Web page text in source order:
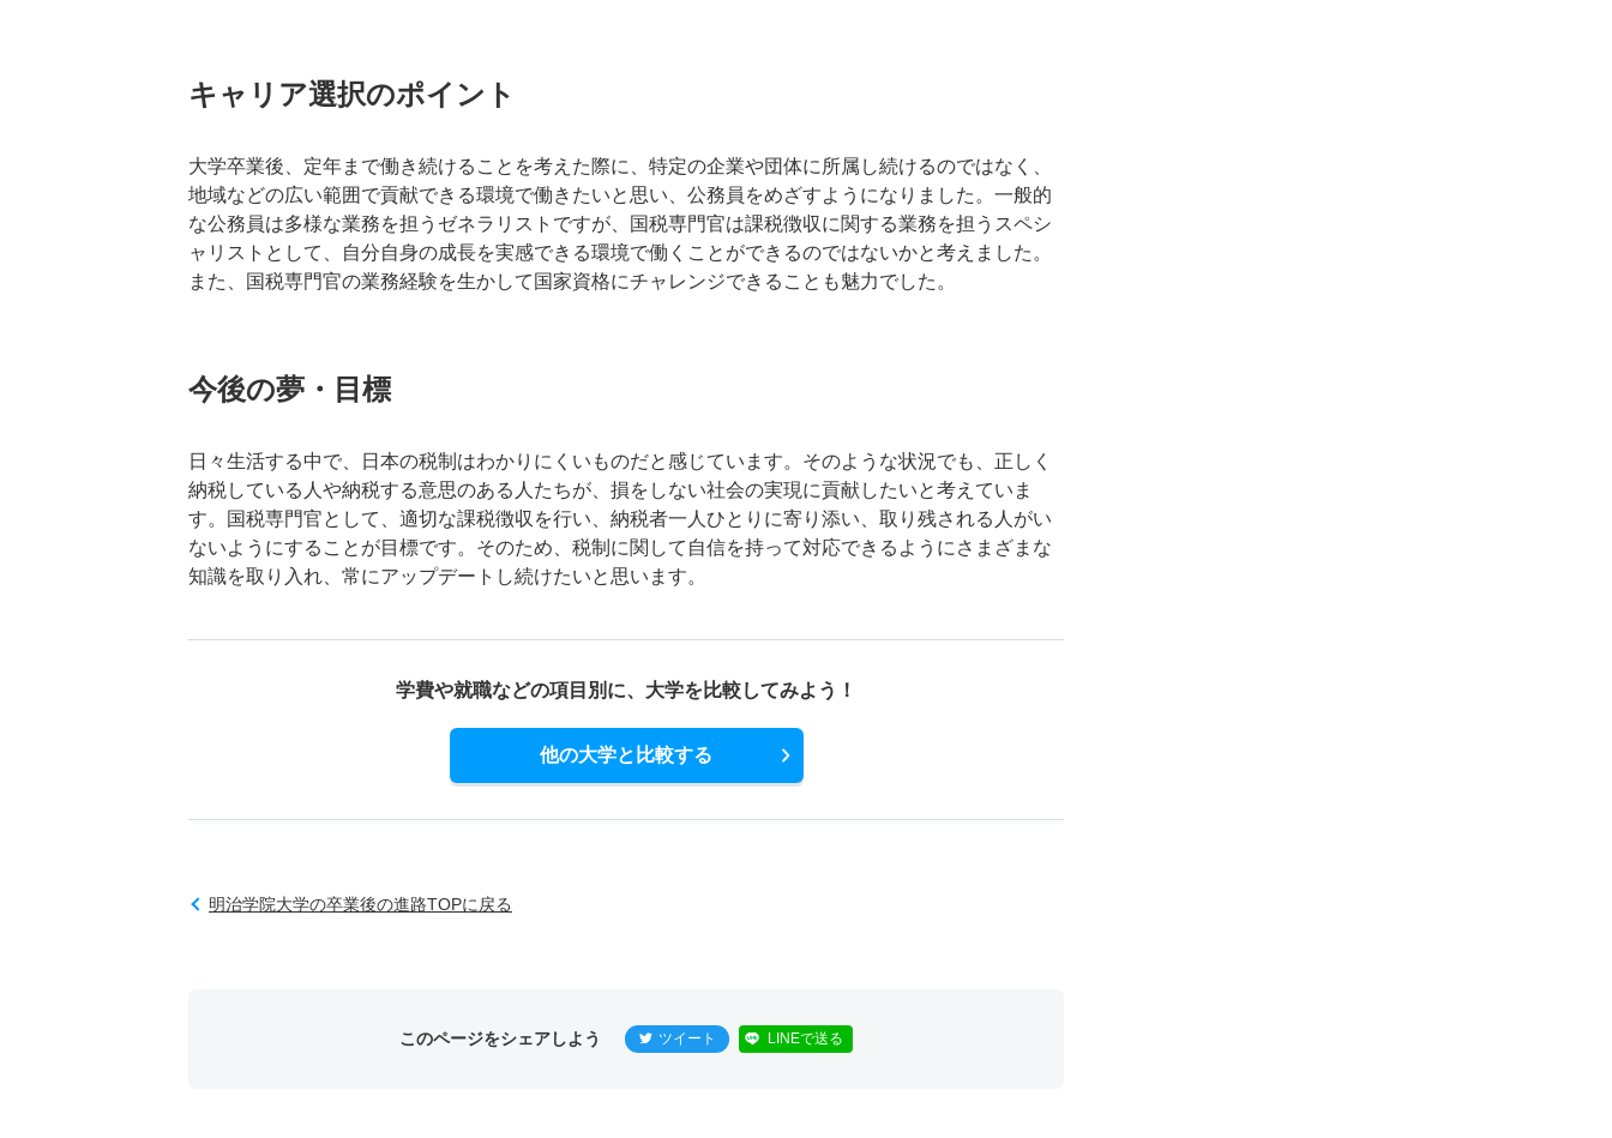
キャリア選択のポイント
大学卒業後、定年まで働き続けることを考えた際に、特定の企業や団体に所属し続けるのではなく、
地域などの広い範囲で貢献できる環境で働きたいと思い、公務員をめざすようになりました。一般的
な公務員は多様な業務を担うゼネラリストですが、国税専門官は課税徴収に関する業務を担うスペシ
ャリストとして、自分自身の成長を実感できる環境で働くことができるのではないかと考えました。
また、国税専門官の業務経験を生かして国家資格にチャレンジできることも魅力でした。
今後の夢・目標
日々生活する中で、日本の税制はわかりにくいものだと感じています。そのような状況でも、正しく
納税している人や納税する意思のある人たちが、損をしない社会の実現に貢献したいと考えていま
す。国税専門官として、適切な課税徴収を行い、納税者一人ひとりに寄り添い、取り残される人がい
ないようにすることが目標です。そのため、税制に関して自信を持って対応できるようにさまざまな
知識を取り入れ、常にアップデートし続けたいと思います。
学費や就職などの項目別に、 大学を比較してみよう！
他の大学と比較する
明治学院大学の卒業後の進路TOPに戻る
このページをシェアしよう ツイート LINEで送る